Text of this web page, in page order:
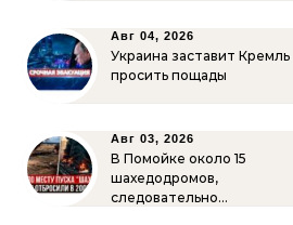
Авг 04, 2026
Украина заставит Кремль
просить пощады
Авг 03, 2026
В Помойке около 15
шахедодромов,
следовательно…